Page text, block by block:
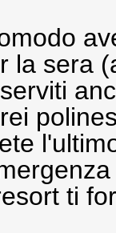
la sera
ti